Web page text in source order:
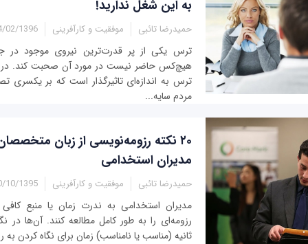
به این شغل ندارید!
حمیدرضا تائبی موفقیت و کارآفرینی 1396 - 10:54
ترس یکی از پر قدرت‌ترین نیروی موجود در
هیچ‌کس حاضر نیست در مورد آن صحبت کند. در
ترس به اندازه‌ای تاثیرگذار است که بر یکسری
مردم سایه...
۲۰ نکته رزومه‌نویسی از زبان
مدیران استخدامی
حمیدرضا تائبی موفقیت و کارآفرینی 1395 - 10:29
مدیران استخدامی به ندرت زمان یا منبع کافی
رزومه‌ای را به طور کامل مطالعه کنند. آن‌ها در
ثانیه‌ (مناسب یا نامناسب) زمان برای نگاه کردن